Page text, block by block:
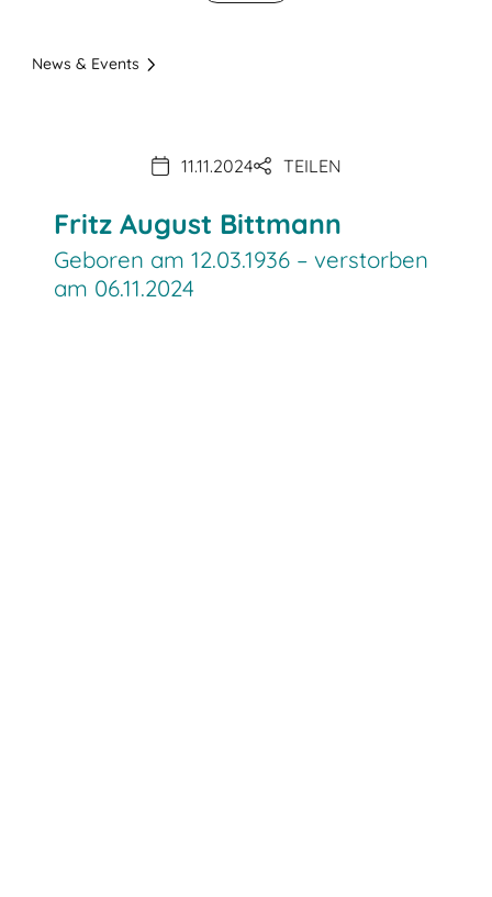
News & Events
11.11.2024 TEILEN
Fritz August Bittmann
Geboren am 12.03.1936 – verstorben
am 06.11.2024